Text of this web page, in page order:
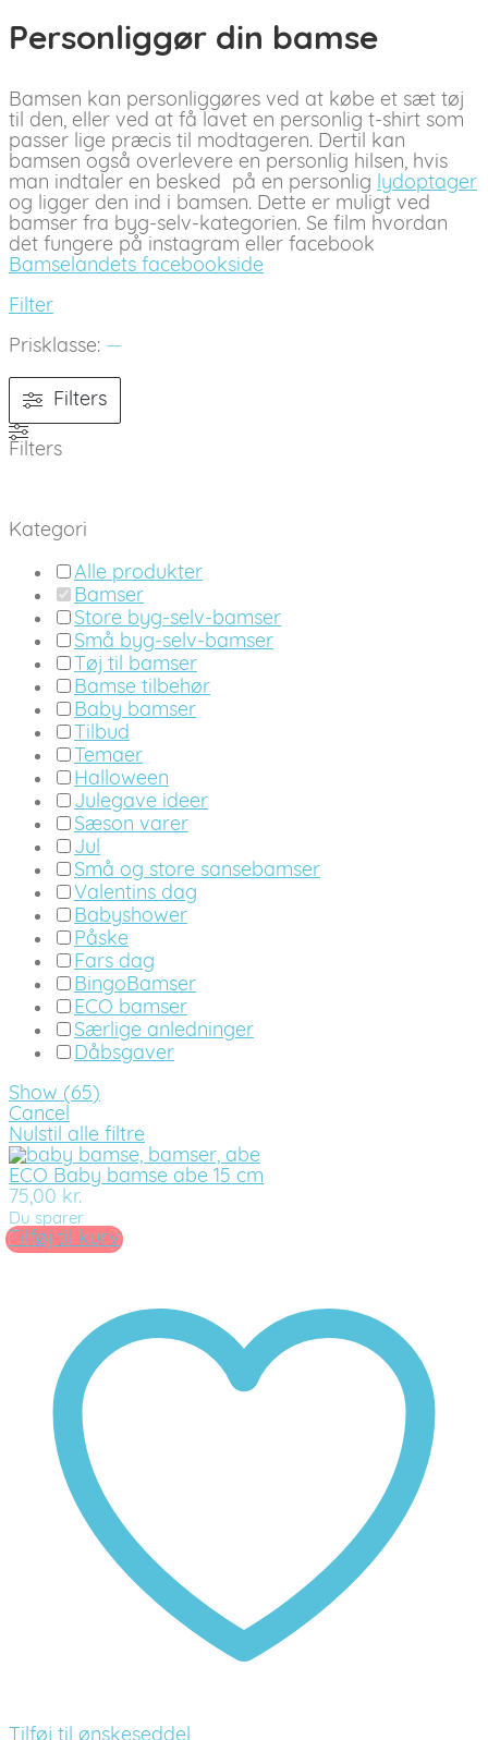
Personliggør din bamse
Bamsen kan personliggøres ved at købe et sæt tøj
til den, eller ved at få lavet en personlig t-shirt som
passer lige præcis til modtageren. Dertil kan
bamsen også overlevere en personlig hilsen, hvis
man indtaler en besked på en personlig lydoptager
og ligger den ind i bamsen. Dette er muligt ved
bamser fra byg-selv-kategorien. Se film hvordan
det fungere på instagram eller facebook
Bamselandets facebookside
Filter
Prisklasse: —
Filters
Filters
Kategori
Alle produkter
Bamser
Store byg-selv-bamser
Små byg-selv-bamser
Tøj til bamser
Bamse tilbehør
Baby bamser
Tilbud
Temaer
Halloween
Julegave ideer
Sæson varer
Jul
Små og store sansebamser
Valentins dag
Babyshower
Påske
Fars dag
BingoBamser
ECO bamser
Særlige anledninger
Dåbsgaver
Show (65)
Cancel
Nulstil alle filtre
ECO Baby bamse abe 15 cm
75,00 kr.
Du sparer
Tilføj til kurv